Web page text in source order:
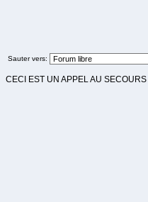
Sauter vers:
CECI EST UN APPEL AU SECOURS